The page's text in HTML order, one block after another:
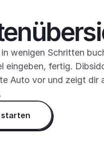
in wenigen Schritten
eingeben, fertig.
Auto vor und zeigt dir